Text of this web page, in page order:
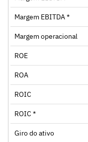
Margem EBITDA *
Margem operacional
ROE
ROA
ROIC
ROIC *
Giro do ativo